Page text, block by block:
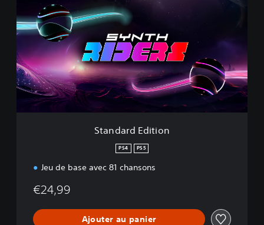
n
d
r
d
E
d
t
Standard Edition
PS4 PS5
Jeu de base avec 81 chansons
€24,99
Ajouter au panier